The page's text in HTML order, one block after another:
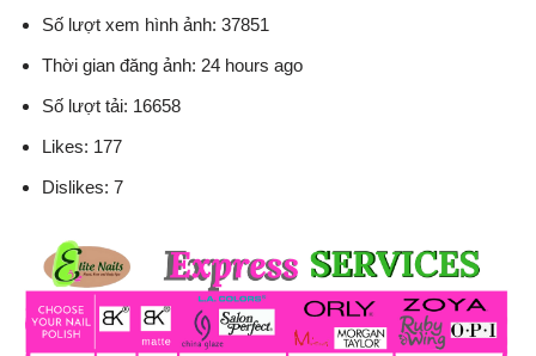
Số lượt xem hình ảnh: 37851
Thời gian đăng ảnh: 24 hours ago
Số lượt tải: 16658
Likes: 177
Dislikes: 7